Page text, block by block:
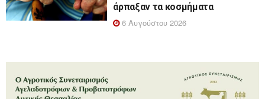
άρπαξαν τα κοσμήματα
6 Αυγούστου 2026